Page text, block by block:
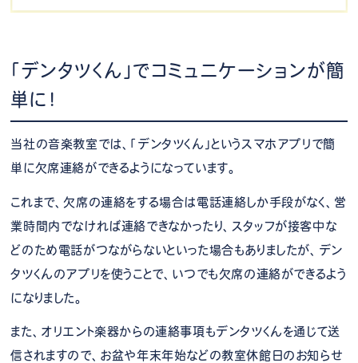
「デンタツくん」でコミュニケーションが簡
単に！
当社の音楽教室では、「デンタツくん」というスマホアプリで簡
単に欠席連絡ができるようになっています。
これまで、欠席の連絡をする場合は電話連絡しか手段がなく、営
業時間内でなければ連絡できなかったり、スタッフが接客中な
どのため電話がつながらないといった場合もありましたが、デン
タツくんのアプリを使うことで、いつでも欠席の連絡ができるよう
になりました。
また、オリエント楽器からの連絡事項もデンタツくんを通じて送
信されますので、お盆や年末年始などの教室休館日のお知らせ